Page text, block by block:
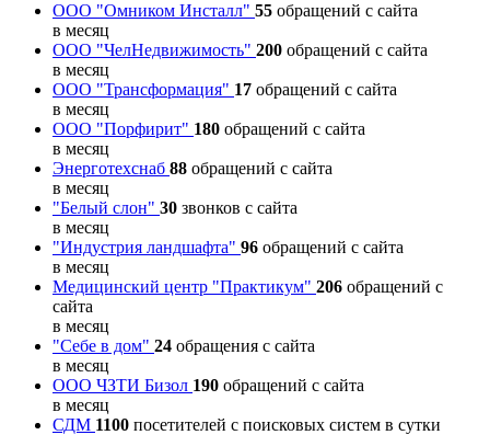
ООО "Омником Инсталл" 55 обращений с сайта
в месяц
ООО "ЧелНедвижимость" 200 обращений с сайта
в месяц
ООО "Трансформация" 17 обращений с сайта
в месяц
ООО "Порфирит" 180 обращений с сайта
в месяц
Энерготехснаб 88 обращений с сайта
в месяц
"Белый слон" 30 звонков с сайта
в месяц
"Индустрия ландшафта" 96 обращений с сайта
в месяц
Медицинский центр "Практикум" 206 обращений с
сайта
в месяц
"Себе в дом" 24 обращения с сайта
в месяц
ООО ЧЗТИ Бизол 190 обращений с сайта
в месяц
СДМ 1100 посетителей с поисковых систем в сутки